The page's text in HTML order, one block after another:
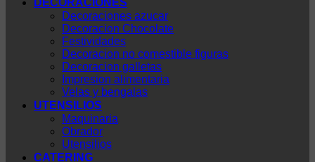
DECORACIONES
Decoraciones azucar
Decoracion Chocolate
Festividades
Decoracion no comestible figuras
Decoracion galletas
Impresion alimentaria
Velas y bengalas
UTENSILIOS
Maquinaria
Obrador
Utensilios
CATERING